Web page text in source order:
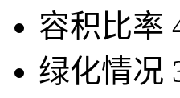
容积比率
绿化情况